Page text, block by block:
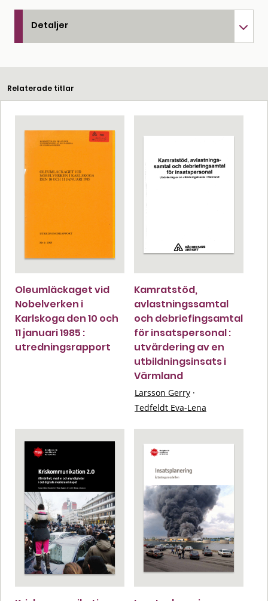
Detaljer
Relaterade titlar
Oleumläckaget vid
Nobelverken i
Karlskoga den 10 och
11 januari 1985 :
utredningsrapport
Kamratstöd,
avlastningssamtal
och debriefingsamtal
för insatspersonal :
utvärdering av en
utbildningsinsats i
Värmland
Larsson Gerry ·
Tedfeldt Eva-Lena